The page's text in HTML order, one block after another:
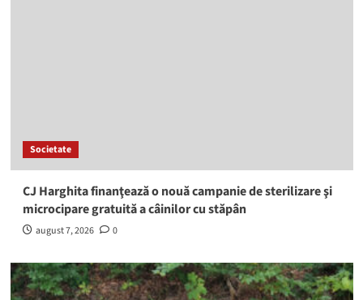
Societate
CJ Harghita finanţează o nouă campanie de sterilizare şi
microcipare gratuită a câinilor cu stăpân
august 7, 2026 0